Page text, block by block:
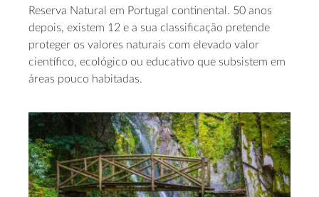
Reserva Natural em Portugal continental. 50 anos
depois, existem 12 e a sua classificação pretende
proteger os valores naturais com elevado valor
científico, ecológico ou educativo que subsistem em
áreas pouco habitadas.